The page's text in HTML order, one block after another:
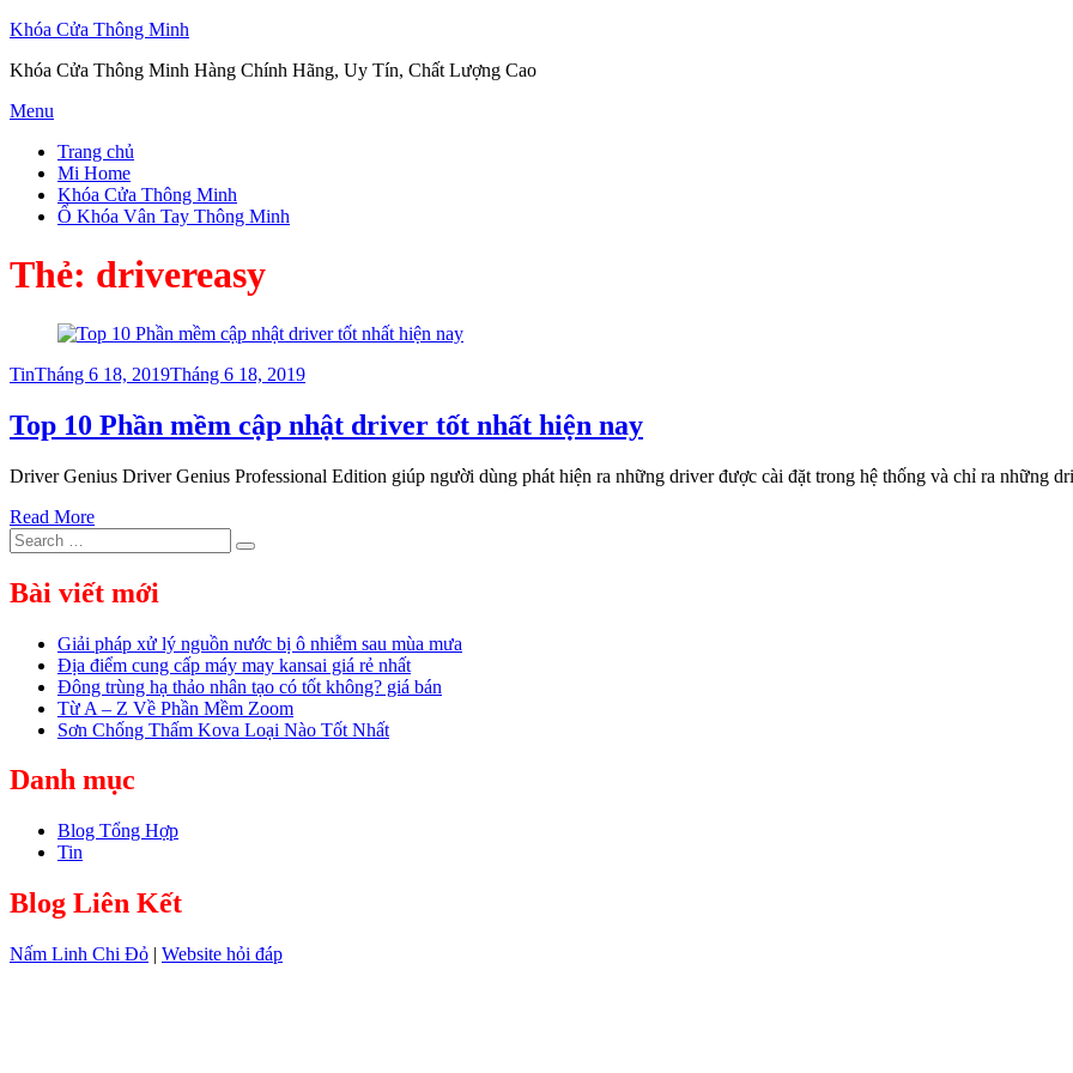
Khóa Cửa Thông Minh
Khóa Cửa Thông Minh Hàng Chính Hãng, Uy Tín, Chất Lượng Cao
Skip
content
Menu
Trang chủ
Mi Home
Khóa Cửa Thông Minh
Ổ Khóa Vân Tay Thông Minh
Thẻ: drivereasy
TinPosted
Tháng 6 18, 2019Tháng 6 18, 2019
Top 10 Phần mềm cập nhật driver tốt nhất hiện nay
Driver Genius Driver Genius Professional Edition giúp người dùng phát hiện ra những driver được cài đặt trong hệ thống và chỉ ra những
Read More
Search
for:
Search
Bài viết mới
Giải pháp xử lý nguồn nước bị ô nhiễm sau mùa mưa
Địa điểm cung cấp máy may kansai giá rẻ nhất
Đông trùng hạ thảo nhân tạo có tốt không? giá bán
Từ A – Z Về Phần Mềm Zoom
Sơn Chống Thấm Kova Loại Nào Tốt Nhất
Danh mục
Blog Tổng Hợp
Tin
Blog Liên Kết
Nấm Linh Chi Đỏ | Website hỏi đáp